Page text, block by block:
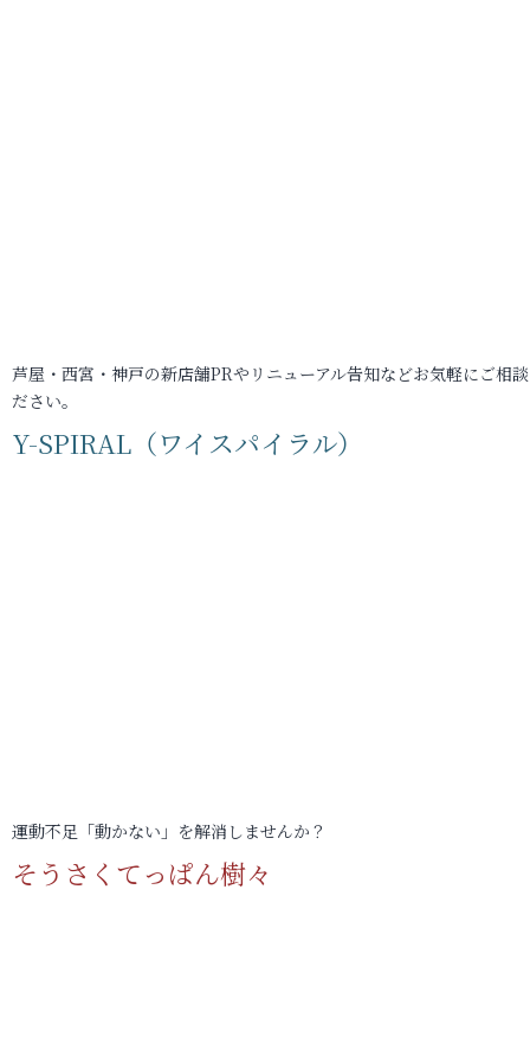
芦屋・西宮・神戸の新店舗PRやリニューアル告知などお気軽にご相
ださい。
Y-SPIRAL（ワイスパイラル）
運動不足「動かない」を解消しませんか？
そうさくてっぱん樹々